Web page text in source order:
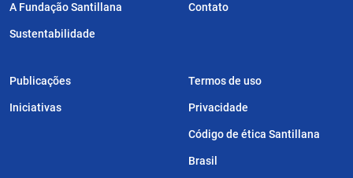
A Fundação Santillana
Sustentabilidade
Publicações
Iniciativas
Contato
Termos de uso
Privacidade
Código de ética Santillana
Brasil